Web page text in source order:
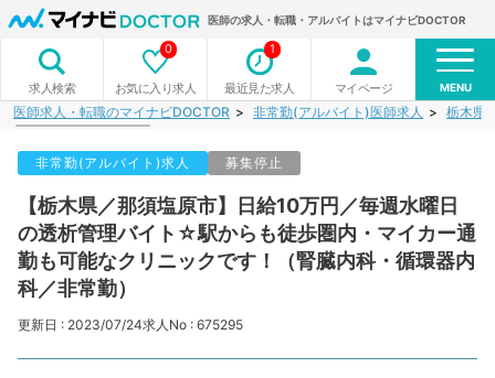
医師の求人・転職・アルバイトはマイナビDOCTOR
求人検索 お気に入り求人
0
最近見た求人
1
マイページ MENU
医師求人・転職のマイナビDOCTOR 非常勤(アルバイト)医師求人 栃木県
非常勤(アルバイト)求人 募集停止
【栃木県／那須塩原市】日給10万円／毎週水曜日
の透析管理バイト☆駅からも徒歩圏内・マイカー通
勤も可能なクリニックです！（腎臓内科・循環器内
科／非常勤）
更新日 : 2023/07/24求人No : 675295